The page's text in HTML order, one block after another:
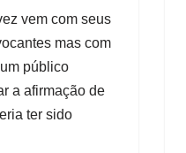
vem com seus
mas com
público
a afirmação de
ter sido